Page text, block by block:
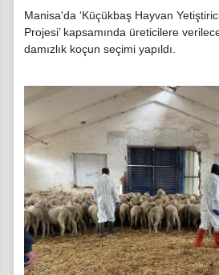
Manisa'da ‘Küçükbaş Hayvan
Projesi’ kapsamında üreticilere
damızlık koçun seçimi yapıldı.